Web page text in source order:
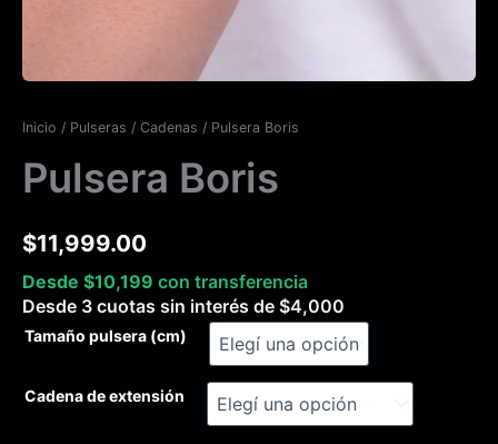
Inicio / Pulseras / Cadenas / Pulsera Boris
Pulsera Boris
$11,999.00
Desde $10,199 con transferencia
Desde 3 cuotas sin interés de $4,000
Tamaño pulsera (cm)
Cadena de extensión